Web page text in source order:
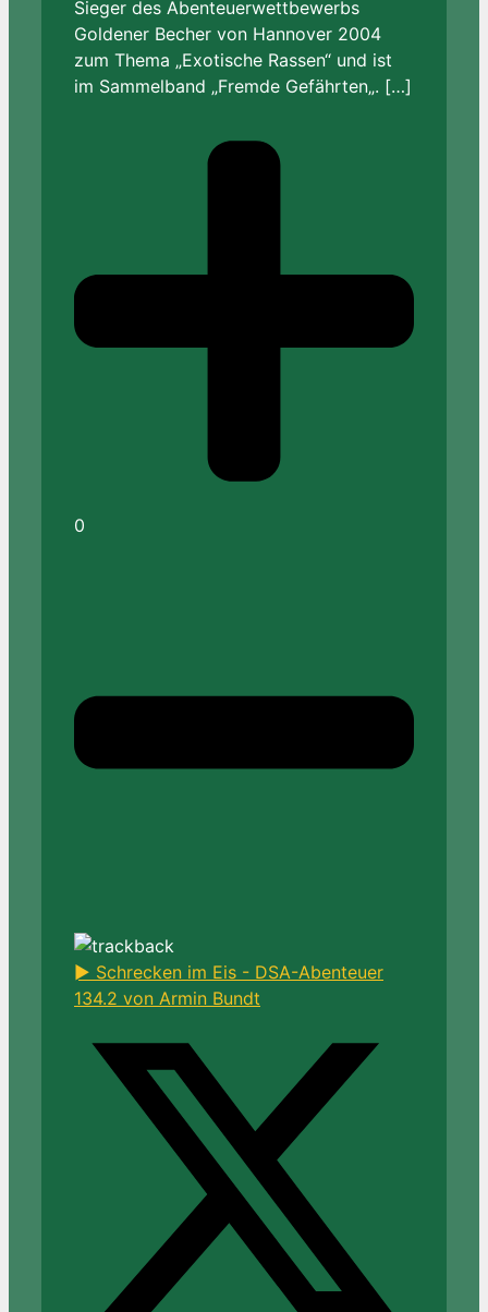
Sieger des Abenteuerwettbewerbs
Goldener Becher von Hannover 2004
zum Thema „Exotische Rassen“ und ist
im Sammelband „Fremde Gefährten„. […]
0
► Schrecken im Eis - DSA-Abenteuer
134.2 von Armin Bundt